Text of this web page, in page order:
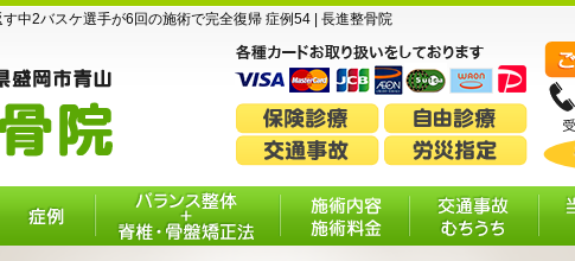
中2バスケ選手が6回の施術で完全復帰 症例54 | 長進整骨院
バランス整体＋脊
椎・骨盤矯正法
施術内容・施
術料金
交通事故・む
ちうち
当
ク